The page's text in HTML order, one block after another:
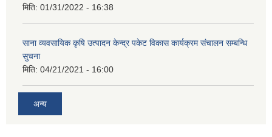
मिति: 01/31/2022 - 16:38
साना व्यवसायिक कृषि उत्पादन केन्द्र पकेट विकास कार्यक्रम संचालन सम्बन्धि
सुचना
मिति: 04/21/2021 - 16:00
अन्य